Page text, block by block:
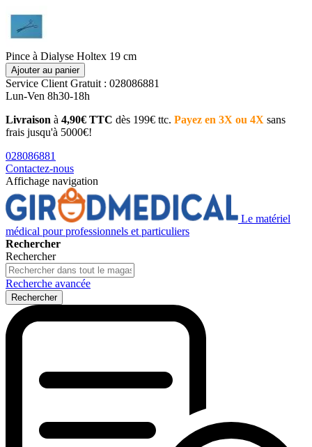
Pince à Dialyse Holtex 19 cm
Ajouter au panier
Service Client Gratuit : 028086881
Lun-Ven 8h30-18h
Livraison à 4,90€ TTC dès 199€ ttc. Payez en 3X ou 4X sans
frais jusqu'à 5000€!
028086881
Contactez-nous
Affichage navigation
Le matériel
médical pour professionnels et particuliers
Rechercher
Rechercher
Recherche avancée
Rechercher